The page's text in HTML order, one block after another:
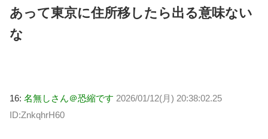
あって東京に住所移したら出る意味ない
な
16: 名無しさん＠恐縮です 2026/01/12(月) 20:38:02.25
ID:ZnkqhrH60